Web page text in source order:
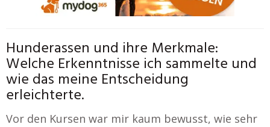
Hunderassen und ihre Merkmale:
Welche Erkenntnisse ich sammelte und
wie das meine Entscheidung
erleichterte.
Vor den Kursen war mir kaum bewusst, wie sehr